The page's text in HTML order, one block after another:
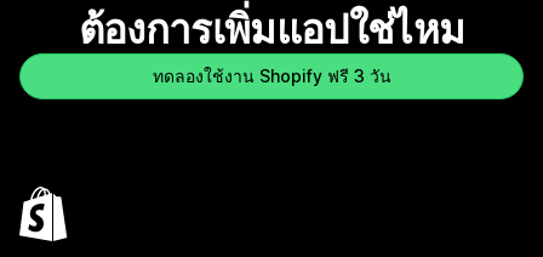
ต้องการเพิ่มแอปใช่ไหม
ทดลองใช้งาน Shopify ฟรี 3 วัน